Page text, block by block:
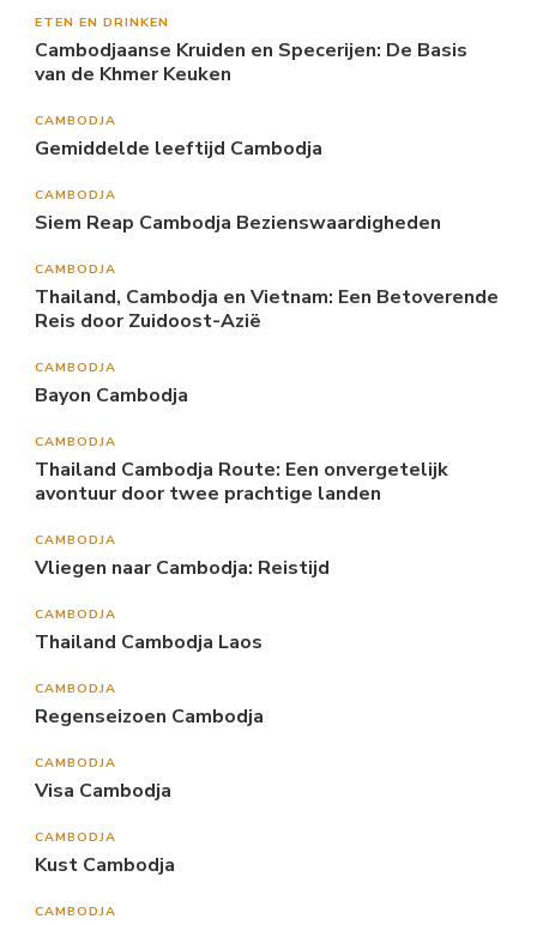
ETEN EN DRINKEN
Cambodjaanse Kruiden en Specerijen: De Basis
van de Khmer Keuken
CAMBODJA
Gemiddelde leeftijd Cambodja
CAMBODJA
Siem Reap Cambodja Bezienswaardigheden
CAMBODJA
Thailand, Cambodja en Vietnam: Een Betoverende
Reis door Zuidoost-Azië
CAMBODJA
Bayon Cambodja
CAMBODJA
Thailand Cambodja Route: Een onvergetelijk
avontuur door twee prachtige landen
CAMBODJA
Vliegen naar Cambodja: Reistijd
CAMBODJA
Thailand Cambodja Laos
CAMBODJA
Regenseizoen Cambodja
CAMBODJA
Visa Cambodja
CAMBODJA
Kust Cambodja
CAMBODJA